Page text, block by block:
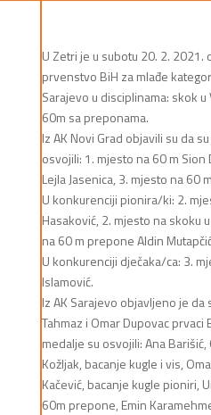
U Zetri je u subotu 20. 2.
prvenstvo BiH za mlađe
Sarajevo u disciplinama: skok
60m sa preponama.
Iz AK Novi Grad objavili su da
osvojili: 1. mjesto na 60 m
Lejla Jasenica, 3. mjesto na 60
U konkurenciji pionira/ki: 2.
Hasaković, 2. mjesto na skoku
na 60 m prepone Aldin
U konkurenciji dječaka/ca: 3.
Islamović.
Iz AK Sarajevo objavljeno je da
Tahmaz i Omar Dupovac
medalje su osvojili: Ana
Kožljak, bacanje kugle i vis,
Kačević, bacanje kugle pioniri,
60m prepone, Emin